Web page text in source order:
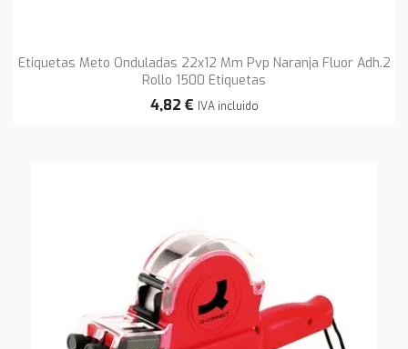
Etiquetas Meto Onduladas 22x12 Mm Pvp Naranja Fluor Adh.2
Rollo 1500 Etiquetas
4,82 € IVA incluido